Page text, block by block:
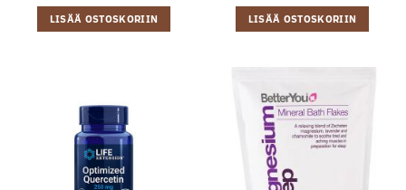
LISÄÄ OSTOSKORIIN LISÄÄ OSTOSKORIIN